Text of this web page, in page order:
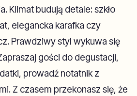
Klimat budują detale: szkło
elegancka karafka czy
Prawdziwy styl wykuwa się
gości do degustacji,
prowadź notatnik z
Z czasem przekonasz się, że